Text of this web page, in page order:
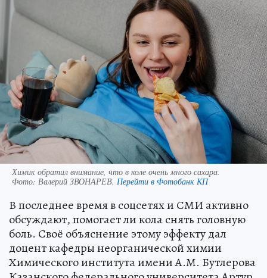
Химик обратил внимание, что в коле очень много сахара.
Фото: Валерий ЗВОНАРЕВ. Перейти в Фотобанк КП
В последнее время в соцсетях и СМИ активно
обсуждают, помогает ли кола снять головную
боль. Своё объяснение этому эффекту дал
доцент кафедры неорганической химии
Химического института имени А.М. Бутлерова